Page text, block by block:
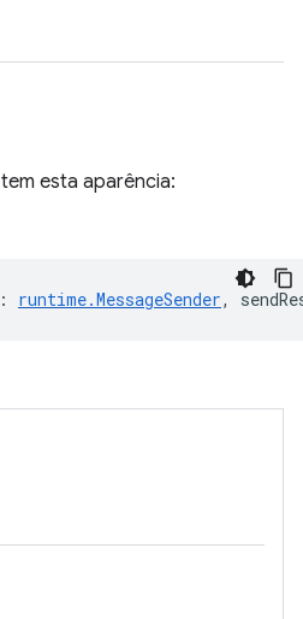
tem esta aparência:
: runtime.MessageSender,